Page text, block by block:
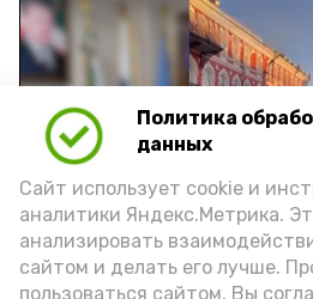
Политика
данных
Сайт использует cookie и
аналитики Яндекс.Метрика.
анализировать
сайтом и делать его лучше.
пользоваться сайтом, Вы
Видео: управление пресс-